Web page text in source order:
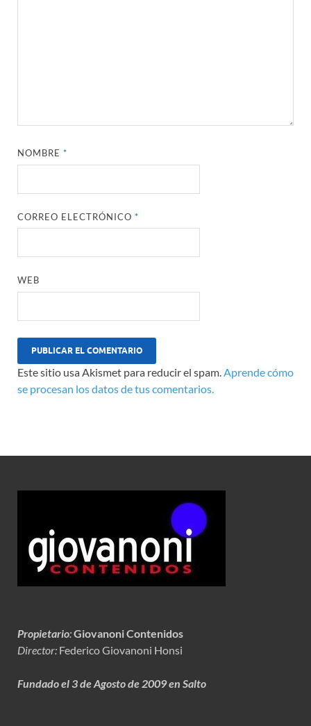
NOMBRE*
CORREO ELECTRÓNICO*
WEB
Este sitio usa Akismet para reducir el spam. Aprende cómo
se procesan los datos de tus comentarios.
Propietario:Giovanoni Contenidos
Director: Federico Giovanoni Honsi
Fundado el 3 de Agosto de 2009 en Salto